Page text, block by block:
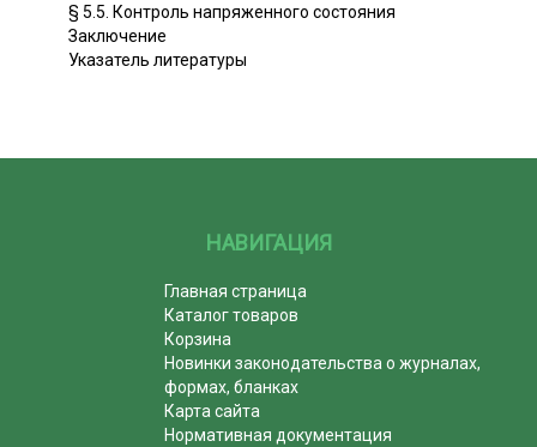
§ 5.5. Контроль напряженного состояния
Заключение
Указатель литературы
НАВИГАЦИЯ
Главная страница
Каталог товаров
Корзина
Новинки законодательства о журналах,
формах, бланках
Карта сайта
Нормативная документация